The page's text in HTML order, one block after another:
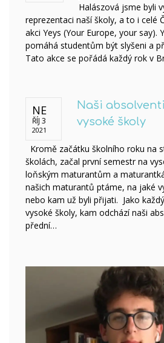
Halászová jsme byli
reprezentaci naší školy, a to i celé
akci Yeys (Your Europe, your say).
pomáhá studentům být slyšeni a
Tato akce se pořádá každý rok v
NE
ŘÍJ 3
2021
Naši
vysoké školy
Kromě začátku školního roku na
školách, začal první semestr na
loňským maturantům a
našich maturantů ptáme, na jaké
nebo kam už byli přijati. Jako
vysoké školy, kam odchází naši
přední…